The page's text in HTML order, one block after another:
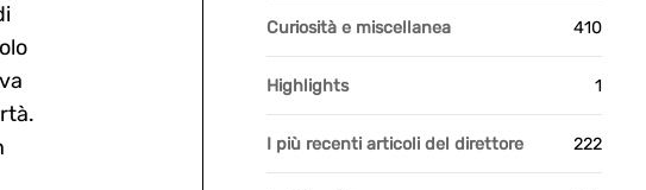
Curiosità e miscellanea 410
Highlights 1
I più recenti articoli del direttore 222